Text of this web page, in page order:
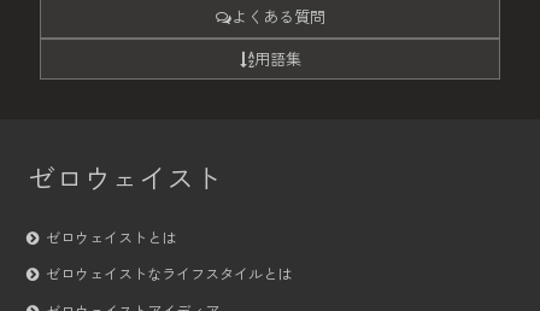
よくある質問
用語集
ゼロウェイスト
ゼロウェイストとは
ゼロウェイストなライフスタイルとは